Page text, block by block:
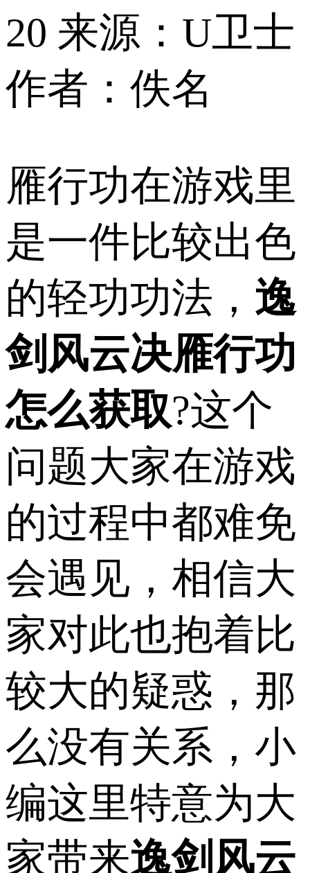
20 来源：U卫士
作者：佚名
雁行功在游戏里
是一件比较出色
的轻功功法， 逸
剑风云决雁行功
怎么获取?这个
问题大家在游戏
的过程中都难免
会遇见，相信大
家对此也抱着比
较大的疑惑，那
么没有关系，小
编这里特意为大
家带来逸剑风云